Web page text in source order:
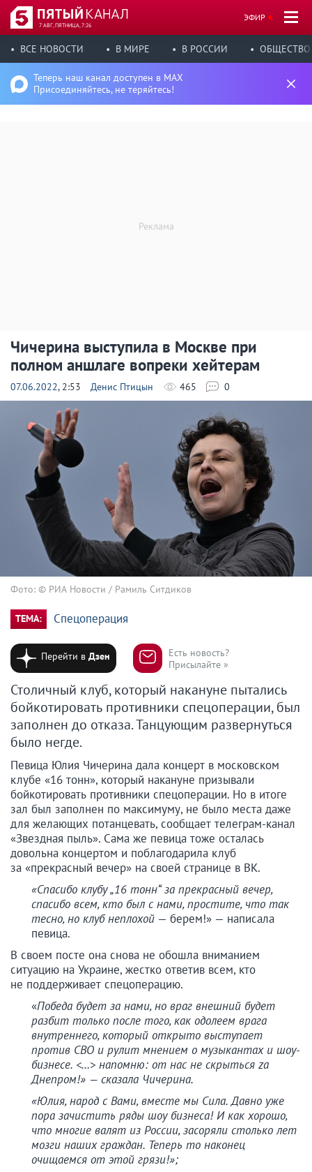
7 АВГ, ПЯТНИЦА, 7:26
ЭФИР
ВСЕ НОВОСТИ В МИРЕ В РОССИИ ОБЩЕСТВО
Теперь наш канал доступен в MAX
Присоединяйтесь, не теряйтесь!
Чичерина выступила в Москве при
полном аншлаге вопреки хейтерам
07.06.2022, 2:53 Денис Птицын 465 0
Фото: © РИА Новости / Рамиль Ситдиков
ТЕМА: Спецоперация
Перейти вДзен
Есть новость?
Присылайте »
Столичный клуб, который накануне пытались
бойкотировать противники спецоперации, был
заполнен до отказа. Танцующим развернуться
было негде.
Певица Юлия Чичерина дала концерт в московском
клубе «16 тонн», который накануне призывали
бойкотировать противники спецоперации. Но в итоге
зал был заполнен по максимуму, не было места даже
для желающих потанцевать, сообщает телеграм-канал
«Звездная пыль». Сама же певица тоже осталась
довольна концертом и поблагодарила клуб
за «прекрасный вечер» на своей странице в ВК.
«Спасибо клубу „16 тонн“ за прекрасный вечер,
спасибо всем, кто был с нами, простите, что так
тесно, но клуб неплохой — берем!» — написала
певица.
В своем посте она снова не обошла вниманием
ситуацию на Украине, жестко ответив всем, кто
не поддерживает спецоперацию.
«Победа будет за нами, но враг внешний будет
разбит только после того, как одолеем врага
внутреннего, который открыто выступает
против СВО и рулит мнением о музыкантах и шоу-
бизнесе. <…> напомню: от нас не скрыться zа
Днепром!» — сказала Чичерина.
«Юлия, народ с Вами, вместе мы Сила. Давно уже
пора зачистить ряды шоу бизнеса! И как хорошо,
что многие валят из России, засоряли столько лет
мозги наших граждан. Теперь то наконец
очищаемся от этой грязи!»;